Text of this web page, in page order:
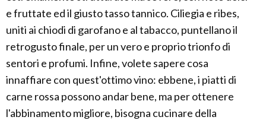
e fruttate ed il giusto tasso tannico. Ciliegia e ribes,
uniti ai chiodi di garofano e al tabacco, puntellano il
retrogusto finale, per un vero e proprio trionfo di
sentori e profumi. Infine, volete sapere cosa
innaffiare con quest'ottimo vino: ebbene, i piatti di
carne rossa possono andar bene, ma per ottenere
l'abbinamento migliore, bisogna cucinare della